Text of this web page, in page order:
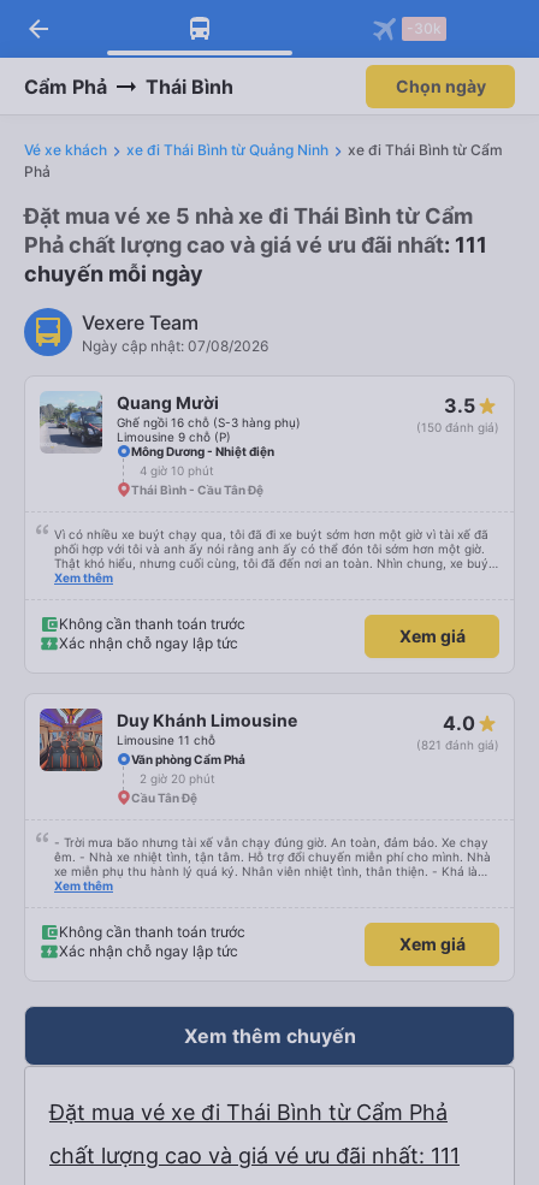
arrow_back -30k
Cẩm Phả Thái Bình Chọn ngày
Vé xe khách xe đi Thái Bình từ Quảng Ninh
xe đi Thái Bình từ Cẩm
Phả
Đặt mua vé xe 5 nhà xe đi Thái Bình từ Cẩm
Phả chất lượng cao và giá vé ưu đãi nhất: 111
chuyến mỗi ngày
Vexere Team
Ngày cập nhật: 07/08/2026
Quang Mười
Ghế ngồi 16 chỗ (S-3 hàng phụ)
Limousine 9 chỗ (P)
3.5
(150 đánh giá)
Mông Dương - Nhiệt điện
4 giờ 10 phút
Thái Bình - Cầu Tân Đệ
Vì có nhiều xe buýt chạy qua, tôi đã đi xe buýt sớm hơn một giờ vì tài xế đã
phối hợp với tôi và anh ấy nói rằng anh ấy có thể đón tôi sớm hơn một giờ.
Thật khó hiểu, nhưng cuối cùng, tôi đã đến nơi an toàn. Nhìn chung, xe buýt
tốt và tài xế rất hữu ích
Xem thêm
Không cần thanh toán trước
Xác nhận chỗ ngay lập tức
Xem giá
Duy Khánh Limousine
Limousine 11 chỗ
4.0
(821 đánh giá)
Văn phòng Cẩm Phả
2 giờ 20 phút
Cầu Tân Đệ
- Trời mưa bão nhưng tài xế vẫn chạy đúng giờ. An toàn, đảm bảo. Xe chạy
êm. - Nhà xe nhiệt tình, tận tâm. Hỗ trợ đổi chuyến miễn phí cho mình. Nhà
xe miễn phụ thu hành lý quá ký. Nhân viên nhiệt tình, thân thiện. - Khá là
thích tài xế. Lái xe an toàn. Chu đáo, thân thiện, nhiệt tình. - Xe ngồi thoải
Xem thêm
Không cần thanh toán trước
Xác nhận chỗ ngay lập tức
Xem giá
Xem thêm chuyến
Đặt mua vé xe đi Thái Bình từ Cẩm Phả
chất lượng cao và giá vé ưu đãi nhất: 111